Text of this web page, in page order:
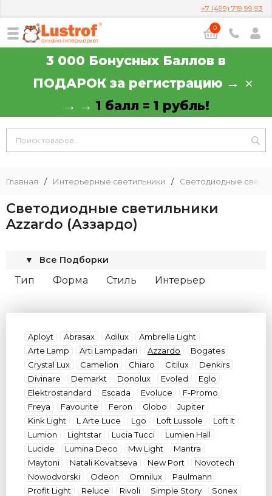
+7 (499) 719 99 93
0
3 000 Бонусных Баллов в
ПОДАРОК за регистрацию →
→ → 1 балл = 1 рубль!
Главная / Интерьерные светильники / Светодиодные
Светодиодные светильники
Azzardo (Аззардо)
Все Подборки
▼
Тип Форма Стиль
Интерьер
Aployt Abrasax Adilux
Ambrella Light
Arte Lamp
Arti Lampadari Azzardo
Bogates
Crystal Lux
Camelion Chiaro Citilux
Denkirs
Divinare
Demarkt Donolux Evoled
Eglo
Elektrostandard
Escada Evoluce
F-Promo
Freya
Favourite Feron Globo
Jupiter
Kink Light
L Arte Luce Lgo Loft Lussole
Loft It
Lumion
Lightstar Lucia Tucci
Lumien Hall
Lucide
Lumina Deco Mw Light
Mantra
Maytoni
Natali Kovaltseva New Port
Novotech
Nowodvorski
Odeon Omnilux
Paulmann
Profit Light
Reluce Rivoli Simple Story
Sonex